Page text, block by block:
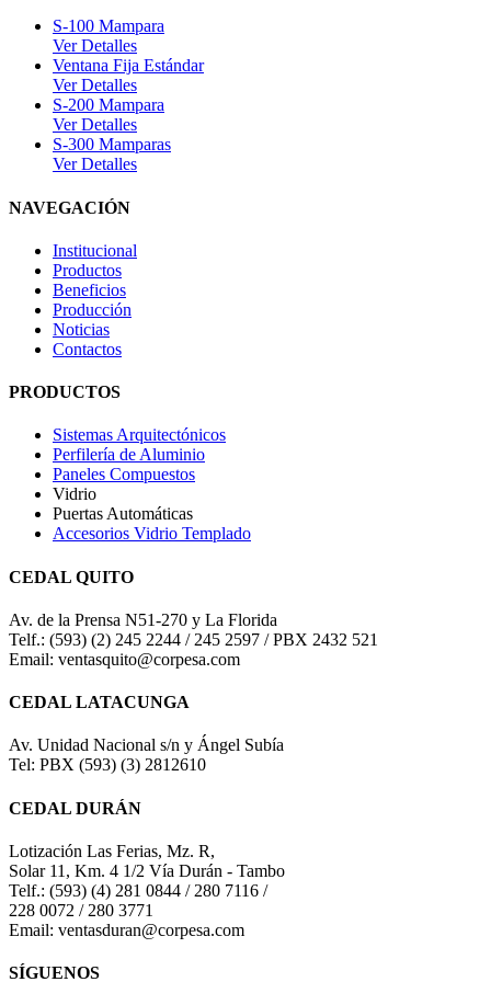
S-100 Mampara
Ver Detalles
Ventana Fija Estándar
Ver Detalles
S-200 Mampara
Ver Detalles
S-300 Mamparas
Ver Detalles
NAVEGACIÓN
Institucional
Productos
Beneficios
Producción
Noticias
Contactos
PRODUCTOS
Sistemas Arquitectónicos
Perfilería de Aluminio
Paneles Compuestos
Vidrio
Puertas Automáticas
Accesorios Vidrio Templado
CEDAL QUITO
Av. de la Prensa N51-270 y La Florida
Telf.: (593) (2) 245 2244 / 245 2597 / PBX 2432 521
Email: ventasquito@corpesa.com
CEDAL LATACUNGA
Av. Unidad Nacional s/n y Ángel Subía
Tel: PBX (593) (3) 2812610
CEDAL DURÁN
Lotización Las Ferias, Mz. R,
Solar 11, Km. 4 1/2 Vía Durán - Tambo
Telf.: (593) (4) 281 0844 / 280 7116 /
228 0072 / 280 3771
Email: ventasduran@corpesa.com
SÍGUENOS